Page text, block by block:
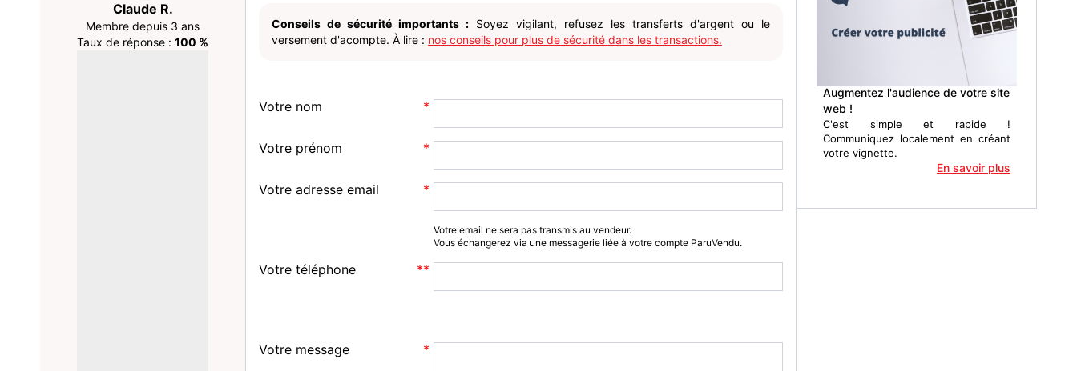
Claude R.
Membre depuis 3 ans
Taux de réponse : 100 %
Conseils de sécurité importants : Soyez vigilant, refusez les transferts d'argent ou le
versement d'acompte. À lire : nos conseils pour plus de sécurité dans les transactions.
Votre nom
Votre prénom
Votre adresse email
Votre email ne sera pas transmis au vendeur.
Vous échangerez via une messagerie liée à votre compte ParuVendu.
Votre téléphone
Votre message
Augmentez l'audience de votre site
web !
C'est simple et rapide !
Communiquez localement en créant
votre vignette.
En savoir plus